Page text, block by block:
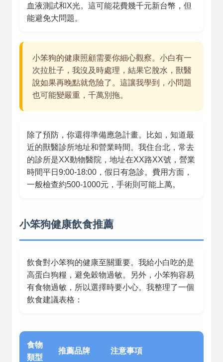
血液測試和X光。這可能花費幾千元新台幣，但
能避免大問題。
小笨狗的健康照顧需要你細心觀察。小白有一
次拉肚子，我沒及時處理，結果它脫水，獸醫
說如果再晚點就危險了。這讓我學到，小問題
也可能變嚴重，千萬別拖。
除了預防，你還得準備應急計畫。比如，知道最
近的獸醫診所地址和營業時間。我住台北，常去
的診所是XX動物醫院，地址在XX路XX號，營業
時間平日9:00-18:00，假日有急診。費用方面，
一般檢查約500-1000元，手術則可能上萬。
小笨狗健康飲食推薦
飲食對小笨狗的健康至關重要。我給小白吃的是
高蛋白狗糧，避免穀物過敏。另外，小笨狗容易
有食物過敏，所以選擇時要小心。我整理了一個
飲食建議表格：
食物
類型
推薦品牌 注意事項